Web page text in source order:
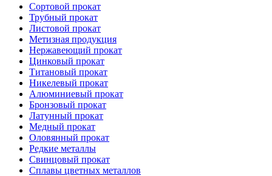
Сортовой прокат
Трубный прокат
Листовой прокат
Метизная продукция
Нержавеющий прокат
Цинковый прокат
Титановый прокат
Никелевый прокат
Алюминиевый прокат
Бронзовый прокат
Латунный прокат
Медный прокат
Оловянный прокат
Редкие металлы
Свинцовый прокат
Сплавы цветных металлов